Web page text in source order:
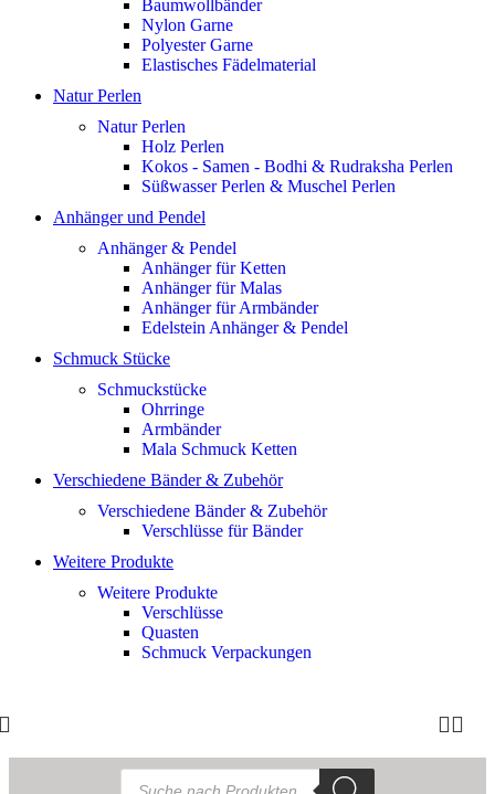
Baumwollbänder
Nylon Garne
Polyester Garne
Elastisches Fädelmaterial
Natur Perlen
Natur Perlen
Holz Perlen
Kokos - Samen - Bodhi & Rudraksha Perlen
Süßwasser Perlen & Muschel Perlen
Anhänger und Pendel
Anhänger & Pendel
Anhänger für Ketten
Anhänger für Malas
Anhänger für Armbänder
Edelstein Anhänger & Pendel
Schmuck Stücke
Schmuckstücke
Ohrringe
Armbänder
Mala Schmuck Ketten
Verschiedene Bänder & Zubehör
Verschiedene Bänder & Zubehör
Verschlüsse für Bänder
Weitere Produkte
Weitere Produkte
Verschlüsse
Quasten
Schmuck Verpackungen